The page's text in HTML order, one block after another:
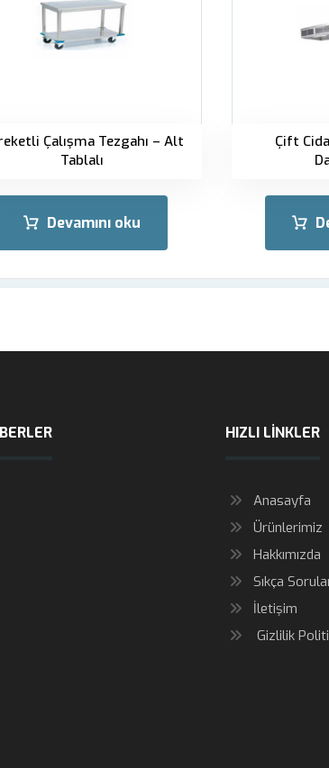
Çalışma Tezgahı – Alt
Tablalı
Devamını oku
Çift
HIZLI LINKLER
Anasayfa
Ürünlerimiz
Hakkımızda
Sıkça
İletişim
Gizlilik